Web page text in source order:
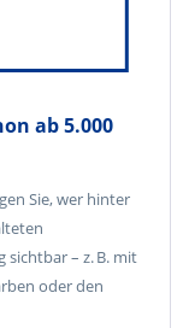
ab 5.000
Sie, wer hinter
sichtbar – z. B. mit
oder den